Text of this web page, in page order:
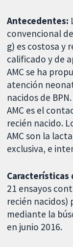
Antecedentes:
convencional
g) es costosa y
calificado y de
AMC se ha
atención
nacidos de
AMC es el
recién nacido.
AMC son la
exclusiva, e
Características
21 ensayos
recién nacidos)
mediante la
en junio 2016.